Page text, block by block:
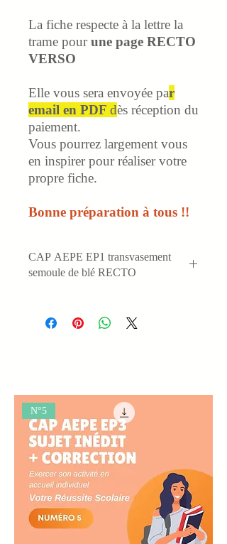
La fiche respecte à la lettre la
trame pourune page RECTO
VERSO
Elle vous sera envoyée par
email en PDF dès réception du
paiement.
Vous pourrez largement vous
en inspirer pour réaliser votre
propre fiche.
Bonne préparation à tous !!
CAP AEPE EP1 transvasement
semoule de blé RECTO
N°5